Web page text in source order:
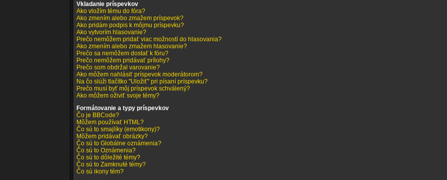
Vkladanie príspevkov
Ako vložím tému do fóra?
Ako zmením alebo zmažem príspevok?
Ako pridám podpis k môjmu príspevku?
Ako vytvorím hlasovanie?
Prečo nemôžem pridať viac možností do hlasovania?
Ako zmením alebo zmažem hlasovanie?
Prečo sa nemôžem dostať k fóru?
Prečo nemôžem pridávať prílohy?
Prečo som obdržal varovanie?
Ako môžem nahlásiť príspevok moderátorom?
Na čo slúži tlačítko "Uložiť" pri písaní príspevku?
Prečo musí byť môj príspevok schválený?
Ako môžem oživiť svoje témy?
Formátovanie a typy príspevkov
Čo je BBCode?
Môžem používať HTML?
Čo sú to smajlíky (emotikony)?
Môžem pridávať obrázky?
Čo sú to Globálne oznámenia?
Čo sú to Oznámenia?
Čo sú to dôležité témy?
Čo sú to Zamknuté témy?
Čo sú ikony tém?